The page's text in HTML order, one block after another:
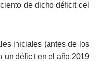
de dicho déficit del
iniciales (antes de los
un déficit en el año 2019